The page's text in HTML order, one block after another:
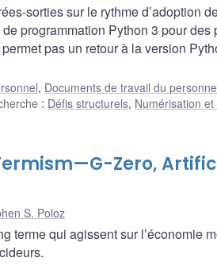
sorties sur le rythme d’adoption
programmation Python 3 pour
pas un retour à la version
, Documents de travail du
: Défis structurels, Numérisation
Zero,
S. Poloz
terme qui agissent sur l’économie